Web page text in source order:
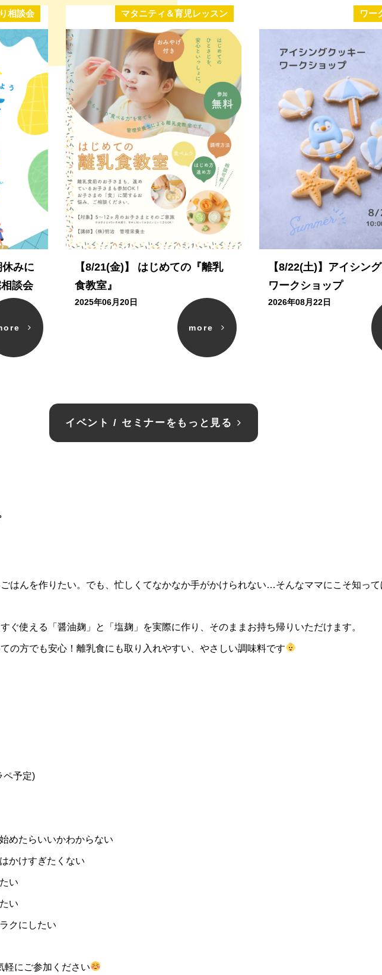
相談会
休みに
談会
マタニティ＆育児レッスン
【8/21(金)】 はじめての『離乳
食教室』
2025年06月20日
more
ワー
【8/22(土)】アイシン
ワークショップ
2026年08月22日
イベント / セミナーをもっと見る
はんを作りたい。 でも、忙しくてなかなか手がかけられない…そんなママにこそ知って
ぐ使える「醤油麹」と「塩麹」を実際に作り、 そのままお持ち帰りいただけます。
の方でも安心！ 離乳食にも取り入れやすい、やさしい調味料です
ペ予定)
めたらいいかわからない
かけすぎたくない
い
い
クにしたい
軽にご参加ください